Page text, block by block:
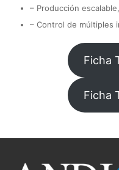
– Producción
– Control de múltiples
Ficha
Ficha